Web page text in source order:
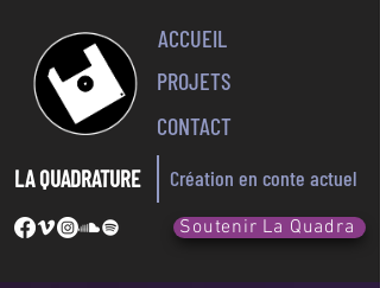
ACCUEIL
PROJETS
CONTACT
LA QUADRATURE Création en conte actuel
Soutenir La Quadra